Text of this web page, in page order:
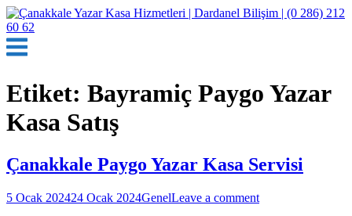
Skip
to
contentMenu
Etiket: Bayramiç Paygo Yazar
Kasa Satış
Çanakkale Paygo Yazar Kasa Servisi
5 Ocak 202424 Ocak 2024GenelLeave a comment